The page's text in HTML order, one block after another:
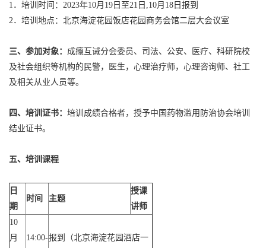
1．培训时间：2023年10月19日至21日,10月18日报到
2．培训地点：北京海淀花园饭店花园商务会馆二层大会议室
三、 参加对象： 成瘾互诫分会委员、司法、公安、医疗、科研院校
及社会组织等机构的民警，医生，心理治疗师，心理咨询师、社工
及相关从业人员等。
四、 培训证书： 培训成绩合格者，授予中国药物滥用防治协会培训
结业证书。
五、培训课程
日
期
时间 主题
授课
讲师
10
月
14:00-报到（北京海淀花园酒店一